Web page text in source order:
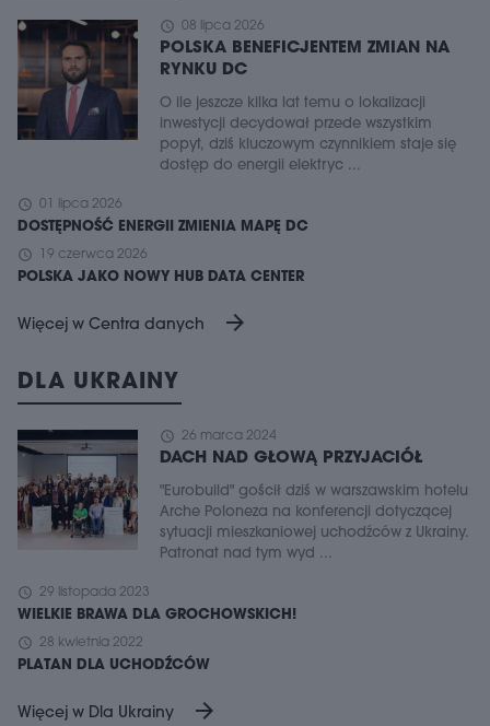
schedule 08 lipca 2026
POLSKA BENEFICJENTEM ZMIAN NA
RYNKU DC
O ile jeszcze kilka lat temu o lokalizacji
inwestycji decydował przede wszystkim
popyt, dziś kluczowym czynnikiem staje się
dostęp do energii elektryc ...
schedule 01 lipca 2026
DOSTĘPNOŚĆ ENERGII ZMIENIA MAPĘ DC
schedule 19 czerwca 2026
POLSKA JAKO NOWY HUB DATA CENTER
Więcej w Centra danych arrow_forward
DLA UKRAINY
schedule 26 marca 2024
DACH NAD GŁOWĄ PRZYJACIÓŁ
"Eurobuild" gościł dziś w warszawskim hotelu
Arche Poloneza na konferencji dotyczącej
sytuacji mieszkaniowej uchodźców z Ukrainy.
Patronat nad tym wyd ...
schedule 29 listopada 2023
WIELKIE BRAWA DLA GROCHOWSKICH!
schedule 28 kwietnia 2022
PLATAN DLA UCHODŹCÓW
Więcej w Dla Ukrainy arrow_forward